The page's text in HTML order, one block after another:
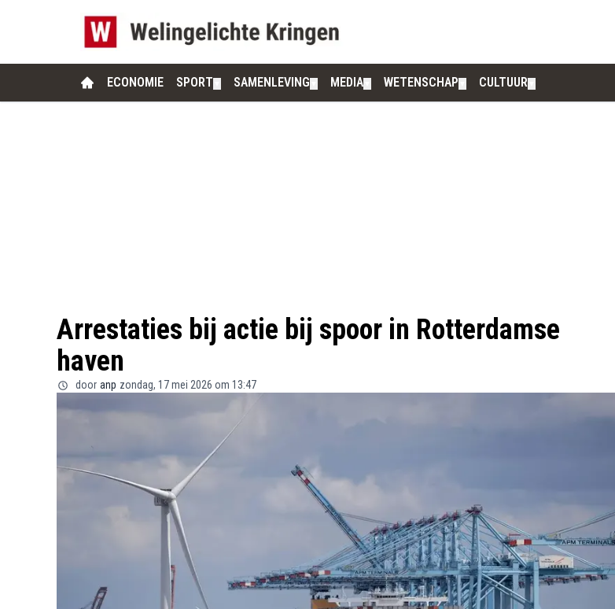
ECONOMIE SPORT SAMENLEVING MEDIA WETENSCHAP CULTUUR
Arrestaties bij actie bij spoor in Rotterdamse
haven
door anp zondag, 17 mei 2026 om 13:47